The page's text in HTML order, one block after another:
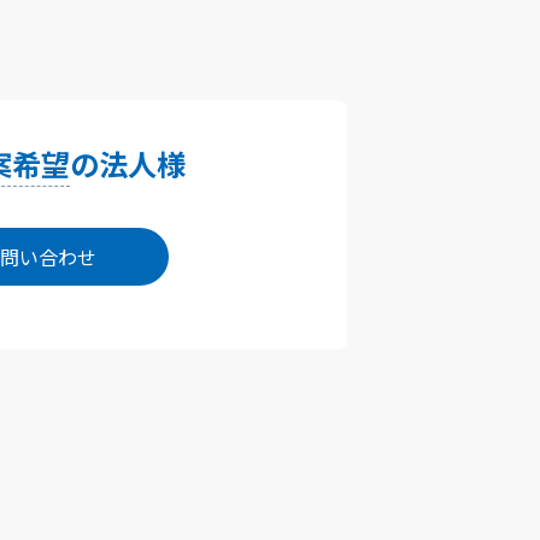
希望の法人様
い合わせ